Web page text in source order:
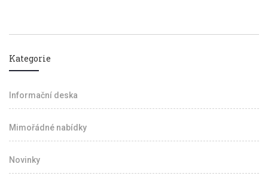
Kategorie
Informační deska
Mimořádné nabídky
Novinky